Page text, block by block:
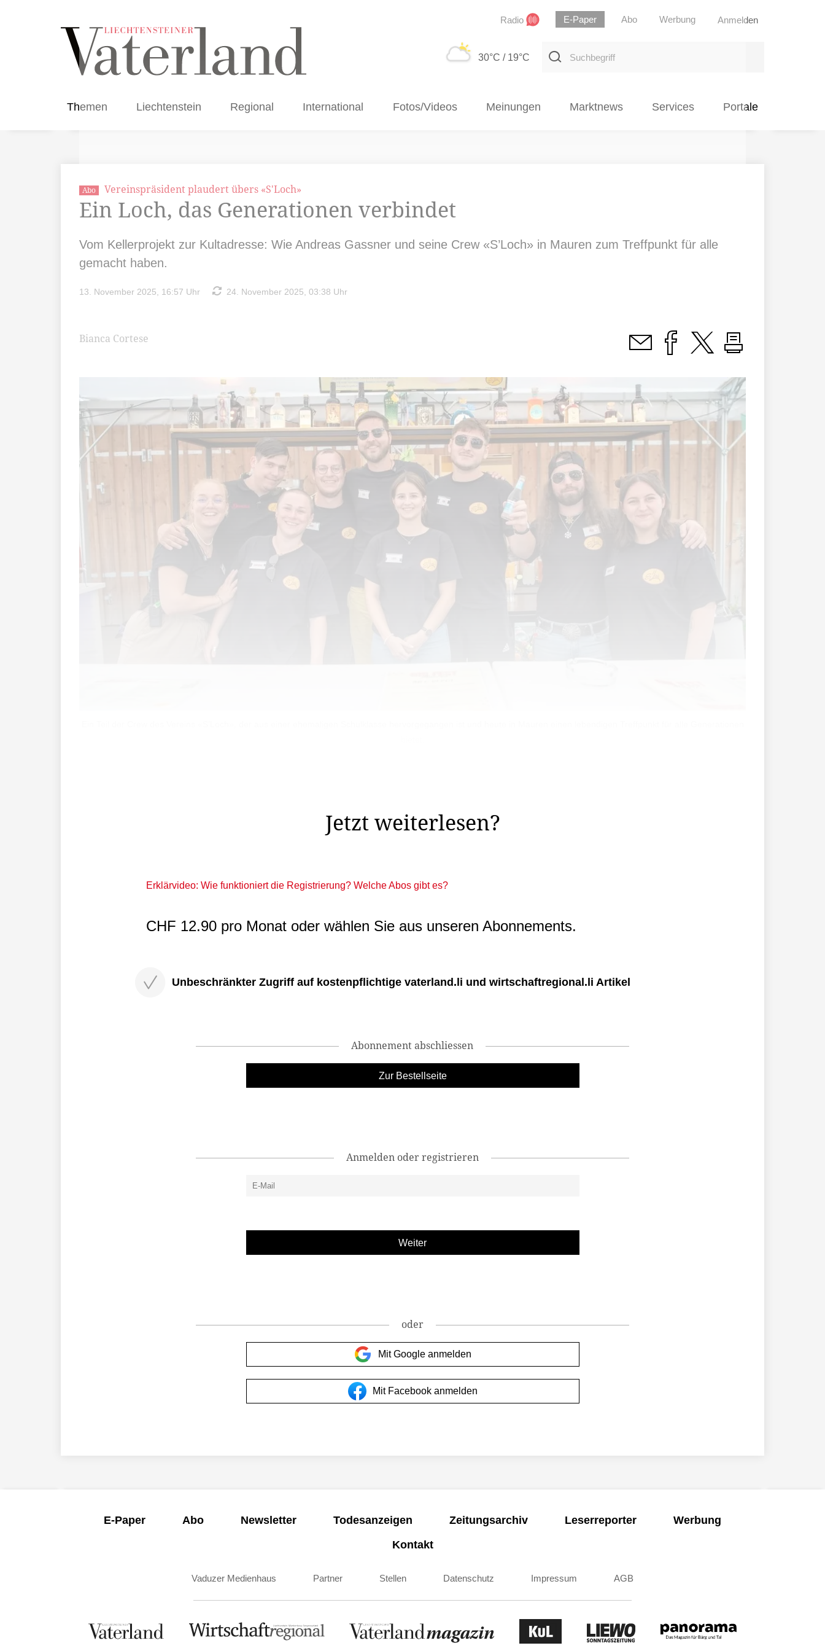
Radio E-Paper Abo Werbung Anmelden
30°C / 19°C
Suchbegriff
Themen Liechtenstein Regional International Fotos/Videos Meinungen Marktnews Services Portale
Abo Vereinspräsident plaudert übers «S'Loch»
Ein Loch, das Generationen verbindet
Vom Kellerprojekt zur Kultadresse: Wie Andreas Gassner und seine Crew «S’Loch» in Mauren zum Treffpunkt für alle
gemacht haben.
13. November 2025, 16:57 Uhr 24. November 2025, 03:38 Uhr
Bianca Cortese
Jetzt weiterlesen?
Erklärvideo: Wie funktioniert die Registrierung? Welche Abos gibt es?
CHF 12.90 pro Monat oder wählen Sie aus unseren Abonnements.
Unbeschränkter Zugriff auf kostenpflichtige vaterland.li und wirtschaftregional.li Artikel
Abonnement abschliessen
Zur Bestellseite
Anmelden oder registrieren
oder
Mit Google anmelden
Mit Facebook anmelden
E-Paper Abo Newsletter Todesanzeigen Zeitungsarchiv Leserreporter
Werbung
Kontakt
Vaduzer Medienhaus Partner Stellen Datenschutz Impressum AGB